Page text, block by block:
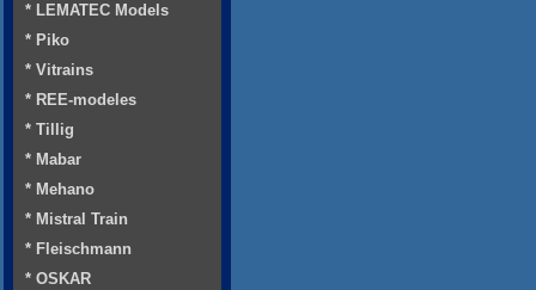
* LEMATEC Models
* Piko
* Vitrains
* REE-modeles
* Tillig
* Mabar
* Mehano
* Mistral Train
* Fleischmann
* OSKAR